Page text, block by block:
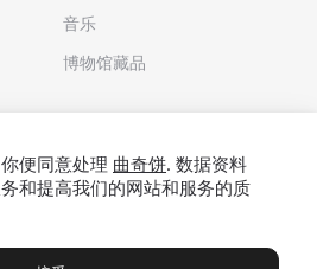
音乐
博物馆藏品
便同意处理 曲奇饼. 数据资料
和提高我们的网站和服务的质